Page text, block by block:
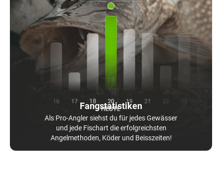
Fangstatistiken
Als Pro-Angler siehst du für jedes Gewässer
und jede Fischart die erfolgreichsten
Angelmethoden, Köder und Beisszeiten!